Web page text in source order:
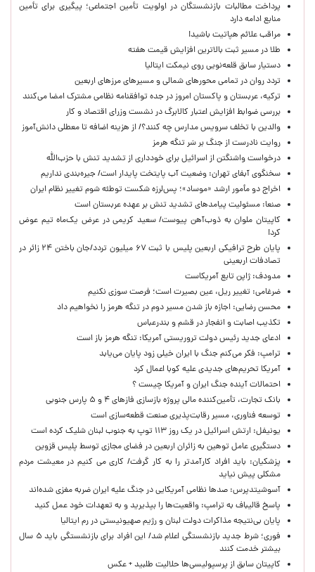
پرداخت مطالبات بازنشستگان در اولویت تأمین اجتماعی؛ پیگیری برای تأمین
منابع ادامه دارد
مراقب علائم هپاتیت باشید!
طلا در مسیر ثبت بالاترین افزایش قیمت هفته
دستیار سابق قلعه‌نویی روی نیمکت ایتالیا
تردد روان در تمامی محورهای شمالی و مسیرهای مرزهای اربعین
ترکیه، عربستان و پاکستان امروز در جده توافقنامه نظامی مشترک امضا می‌کنند
بررسی ضوابط افزایش اعتبار کالابرگ در نشست وزرای اقتصاد و کار
والدین با تخلف سرویس مدارس چه کنند؟/ از هزینه اضافه تا معطلی دانش‌آموز
روایت نادرست از جنگ بر سَر تنگه هرمز
درخواست واشنگتن از اسرائیل برای خودداری از تشدید تنش با حزب‌الله
سخنگوی آبفای تهران: وضعیت آب پایتخت پایدار است/ جیره‌بندی نداریم
اخراج دو مأمور ارشد «موساد»؛ پس‌لرزه شکست توطئه شوم تغییر نظام ایران
صنعا: مسئولیت پیامدهای تشدید تنش بر عهده عربستان است
کاپیتان ملوان به ذوب‌آهن پیوست/ سعید کریمی در عرض یک‌ماه تیم عوض
کرد!
پایان طرح ترافیکی اربعین پلیس با ثبت ۶۷ میلیون تردد/جان باختن ۲۴ زائر در
تصادفات اربعینی
مدودف: ژاپن تابع آمریکاست
ضرغامی: تغییر ریل، عین بصیرت است؛ فرصت سوزی نکنیم
محسن رضایی: اجازه باز شدن مسیر دوم در تنگه هرمز را نخواهیم داد
تکذیب اصابت و انفجار در قشم و بندرعباس
ادعای جدید رئیس دولت تروریستی آمریکا: تنگه هرمز باز است
ترامپ: فکر می‌کنم جنگ با ایران خیلی زود پایان می‌یابد
آمریکا تحریم‌های جدیدی علیه کوبا اعمال کرد
احتمالات آینده جنگ ایران و آمریکا چیست ؟
بانک تجارت، تأمین‌کننده مالی پروژه بازسازی فازهای ۴ و ۵ پارس جنوبی
توسعه فناوری، مسیر رقابت‌پذیری صنعت قطعه‌سازی است
یونیفل: ارتش اسرائیل در یک روز ۱۱۳ توپ به جنوب لبنان شلیک کرده است
دستگیری عامل توهین به زائران اربعین در فضای مجازی توسط پلیس قزوین
پزشکیان: باید افراد کارآمدتر را به کار گرفت/ کاری می کنیم در معیشت مردم
مشکلی پیش نیاید
آسوشیتدپرس: صدها نظامی آمریکایی در جنگ علیه ایران ضربه مغزی شده‌اند
پاسخ قالیباف به ترامپ: واقعیت‌ها را بپذیرید و به تعهدات خود عمل کنید
پایان بی‌نتیجه مذاکرات دولت لبنان و رژیم صهیونیستی در رم ایتالیا
فوری؛ شرط جدید بازنشستگی اعلام شد/ این افراد برای بازنشستگی باید ۵ سال
بیشتر خدمت کنند
کاپیتان سابق از پرسپولیسی‌ها حلالیت طلبید + عکس